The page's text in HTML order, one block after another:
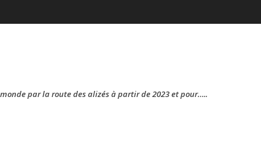
par la route des alizés à partir de 2023 et pour…..